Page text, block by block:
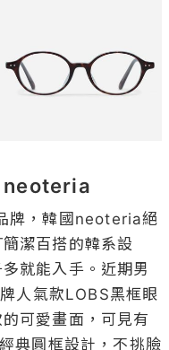
neoteria
牌，韓國neoteria絕
潔百搭的韓系設
就能入手。近期男
人氣款LOBS黑框眼
可愛畫面，可見有
典圓框設計，不挑臉